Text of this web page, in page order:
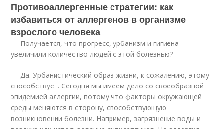
Противоаллергенные стратегии: как
избавиться от аллергенов в организме
взрослого человека
— Получается, что прогресс, урбанизм и гигиена
увеличили количество людей с этой болезнью?
— Да. Урбанистический образ жизни, к сожалению, этому
способствует. Сегодня мы имеем дело со своеобразной
эпидемией аллергии, потому что факторы окружающей
среды меняются в сторону, способствующую
возникновении болезни. Например, загрязнение воды и